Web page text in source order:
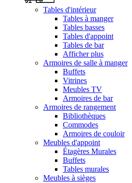
Tables d'intérieur
Tables à manger
Tables basses
Tables d'appoint
Tables de bar
Afficher plus
Armoires de salle à manger
Buffets
Vitrines
Meubles TV
Armoires de bar
Armoires de rangement
Bibliothèques
Commodes
Armoires de couloir
Meubles d'appoint
Étagères Murales
Buffets
Tables murales
Meubles à sièges